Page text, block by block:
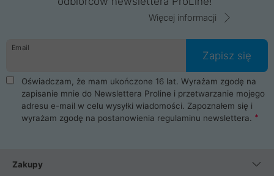
główną w Mirkowie oraz salony na terenie kraju. Cała
komunikacja ze sklepem komputerowym ProLine jest
danych osobowych. Dlatego zakup notebooka albo laptopa w
ProLine to czysta przyjemność i pełne bezpieczeństwo.
Zaopatrzysz się u nas w akcesoria i części komputerowe
takie jak procesory, karty graficzne, płyty główne, pamięci,
dyski SSD, M.2 oraz HDD. Nasi pracownicy pomogą Ci wybrać
najlepszy zasilacz komputerowy oraz obudowę do komputera.
Poza komputerami mamy również najlepsze na rynku
Smartfony takich producentów jak Xiaomi, Apple, Samsung i
wentylatory. Na koniec mając już to wszystko, możesz
Więcej informacji
Email
Zapisz się
Oświadczam, że mam ukończone 16 lat. Wyrażam zgodę na
zapisanie mnie do Newslettera Proline i przetwarzanie mojego
adresu e-mail w celu wysyłki wiadomości. Zapoznałem się i
wyrażam zgodę na postanowienia regulaminu newslettera.
Zakupy